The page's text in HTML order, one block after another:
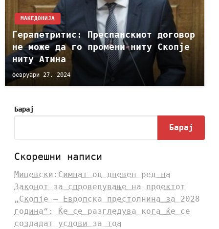
МАКЕДОНИЈА
Герапетритис: Преспанскиот договор
не може да го промени ниту Скопје
ниту Атина
февруари 27, 2024
Барај
Барај
Скорешни написи
Мицевски:Симнат од дневен ред на
Законот за спроведување на проектот
„Скопје – Европска престолнина за 2028
година“: Ќе се разгледува кога ќе се
создадат услови за тоа